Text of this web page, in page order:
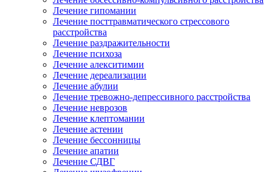
Лечение гипомании
Лечение посттравматического стрессового
расстройства
Лечение раздражительности
Лечение психоза
Лечение алекситимии
Лечение дереализации
Лечение абулии
Лечение тревожно-депрессивного расстройства
Лечение неврозов
Лечение клептомании
Лечение астении
Лечение бессонницы
Лечение апатии
Лечение СДВГ